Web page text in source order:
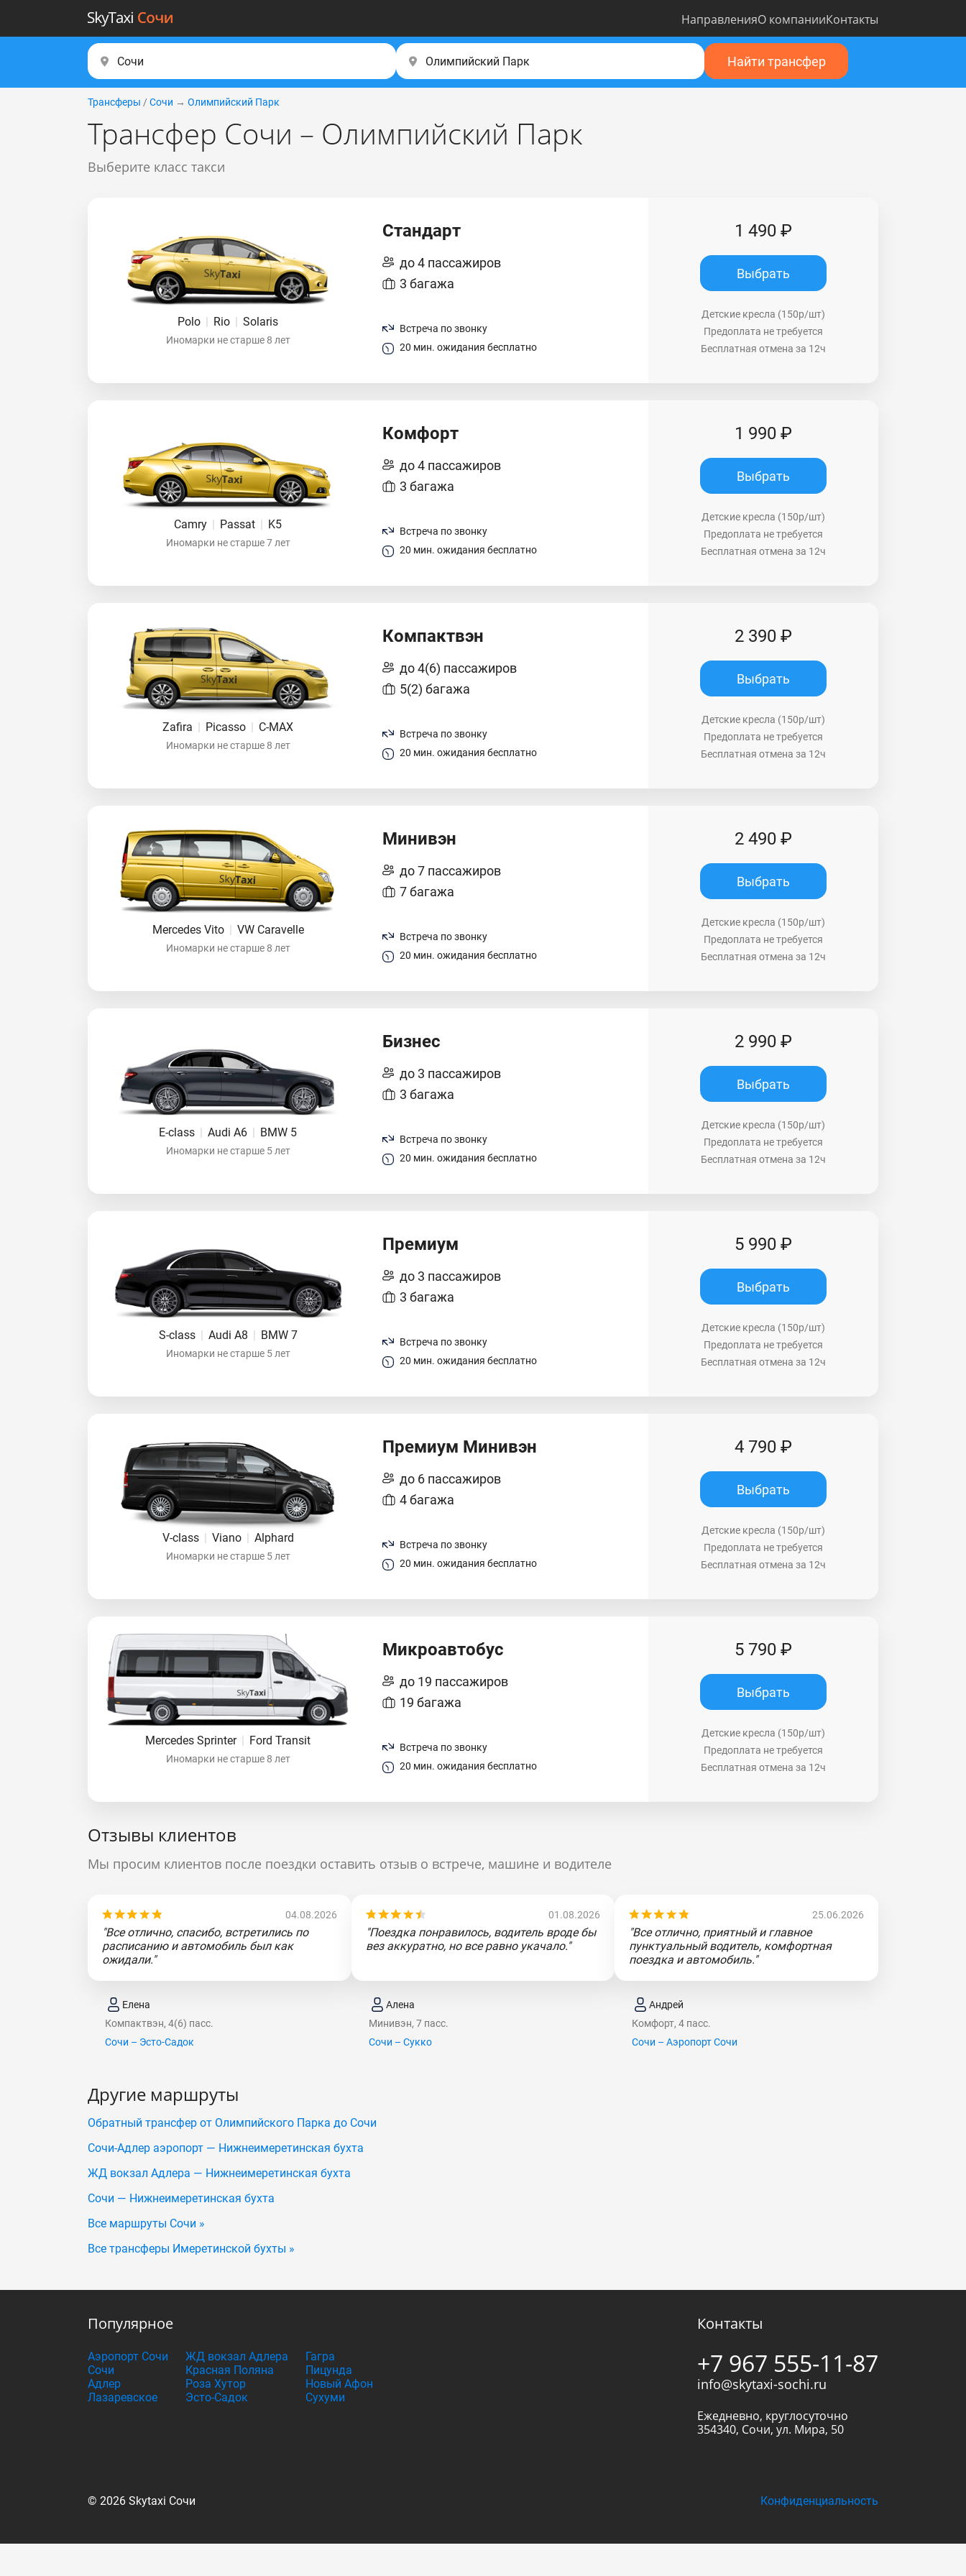
НаправленияО компанииКонтакты
Найти трансфер
Трансферы / Сочи → Олимпийский Парк
Трансфер Сочи – Олимпийский Парк
Выберите класс такси
Polo | Rio | Solaris
Иномарки не старше 8 лет
Стандарт
до 4 пассажиров
3 багажа
Встреча по звонку
20 мин. ожидания бесплатно
1 490 ₽
Выбрать
Детские кресла (150р/шт)
Предоплата не требуется
Бесплатная отмена за 12ч
Camry | Passat | K5
Иномарки не старше 7 лет
Комфорт
до 4 пассажиров
3 багажа
Встреча по звонку
20 мин. ожидания бесплатно
1 990 ₽
Выбрать
Детские кресла (150р/шт)
Предоплата не требуется
Бесплатная отмена за 12ч
Zafira | Picasso | C-MAX
Иномарки не старше 8 лет
Компактвэн
до 4(6) пассажиров
5(2) багажа
Встреча по звонку
20 мин. ожидания бесплатно
2 390 ₽
Выбрать
Детские кресла (150р/шт)
Предоплата не требуется
Бесплатная отмена за 12ч
Mercedes Vito | VW Caravelle
Иномарки не старше 8 лет
Минивэн
до 7 пассажиров
7 багажа
Встреча по звонку
20 мин. ожидания бесплатно
2 490 ₽
Выбрать
Детские кресла (150р/шт)
Предоплата не требуется
Бесплатная отмена за 12ч
E-class | Audi A6 | BMW 5
Иномарки не старше 5 лет
Бизнес
до 3 пассажиров
3 багажа
Встреча по звонку
20 мин. ожидания бесплатно
2 990 ₽
Выбрать
Детские кресла (150р/шт)
Предоплата не требуется
Бесплатная отмена за 12ч
S-class | Audi A8 | BMW 7
Иномарки не старше 5 лет
Премиум
до 3 пассажиров
3 багажа
Встреча по звонку
20 мин. ожидания бесплатно
5 990 ₽
Выбрать
Детские кресла (150р/шт)
Предоплата не требуется
Бесплатная отмена за 12ч
V-class | Viano | Alphard
Иномарки не старше 5 лет
Премиум Минивэн
до 6 пассажиров
4 багажа
Встреча по звонку
20 мин. ожидания бесплатно
4 790 ₽
Выбрать
Детские кресла (150р/шт)
Предоплата не требуется
Бесплатная отмена за 12ч
Mercedes Sprinter | Ford Transit
Иномарки не старше 8 лет
Микроавтобус
до 19 пассажиров
19 багажа
Встреча по звонку
20 мин. ожидания бесплатно
5 790 ₽
Выбрать
Детские кресла (150р/шт)
Предоплата не требуется
Бесплатная отмена за 12ч
Отзывы клиентов
Мы просим клиентов после поездки оставить отзыв о встрече, машине и водителе
04.08.2026
"Все отлично, спасибо, встретились по
расписанию и автомобиль был как
ожидали."
Елена
Компактвэн, 4(6) пасс.
Сочи – Эсто-Садок
01.08.2026
"Поездка понравилось, водитель вроде бы
вез аккуратно, но все равно укачало."
Алена
Минивэн, 7 пасс.
Сочи – Сукко
25.06.2026
"Все отлично, приятный и главное
пунктуальный водитель, комфортная
поездка и автомобиль."
Андрей
Комфорт, 4 пасс.
Сочи – Аэропорт Сочи
Другие маршруты
Обратный трансфер от Олимпийского Парка до Сочи
Сочи-Адлер аэропорт — Нижнеимеретинская бухта
ЖД вокзал Адлера — Нижнеимеретинская бухта
Сочи — Нижнеимеретинская бухта
Все маршруты Сочи »
Все трансферы Имеретинской бухты »
Популярное
Аэропорт Сочи
Сочи
Адлер
Лазаревское
ЖД вокзал Адлера
Красная Поляна
Роза Хутор
Эсто-Садок
Гагра
Пицунда
Новый Афон
Сухуми
Контакты
+7 967 555-11-87
info@skytaxi-sochi.ru
Ежедневно, круглосуточно
354340, Сочи, ул. Мира, 50
© 2026 Skytaxi Сочи Конфиденциальность